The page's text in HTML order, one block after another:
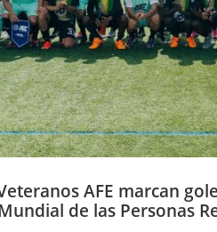
Veteranos AFE marcan
de las Personas